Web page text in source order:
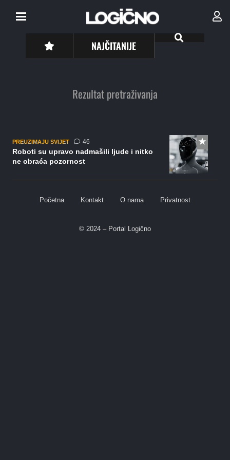
NAJČITANIJE
Rezultat pretraživanja
PREUZIMAJU SVIJET 46komentara
Roboti su upravo nadmašili ljude i nitko
ne obraća pozornost
Početna Kontakt O nama Privatnost
© 2024 – Portal Logično